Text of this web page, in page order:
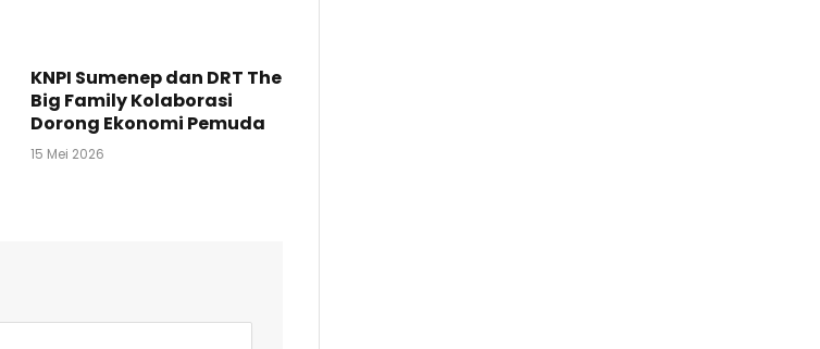
KNPI Sumenep dan DRT The
Big Family Kolaborasi
Dorong Ekonomi Pemuda
15 Mei 2026